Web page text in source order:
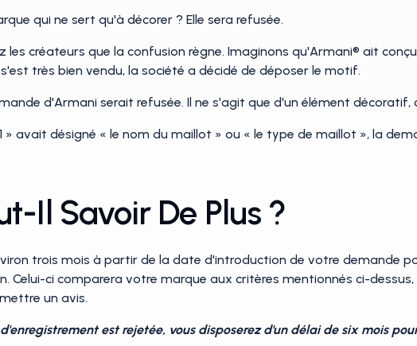
qui ne sert qu'à décorer ? Elle sera refusée.
les créateurs que la confusion règne. Imaginons qu'Armani® ait
très bien vendu, la société a décidé de déposer le motif.
d'Armani serait refusée. Il ne s'agit que d'un élément
» avait désigné « le nom du maillot » ou « le type de maillot », la
Il Savoir De Plus ?
trois mois à partir de la date d'introduction de votre demande
Celui-ci comparera votre marque aux critères mentionnés ci-
un avis.
est rejetée, vous disposerez d'un délai de six mois